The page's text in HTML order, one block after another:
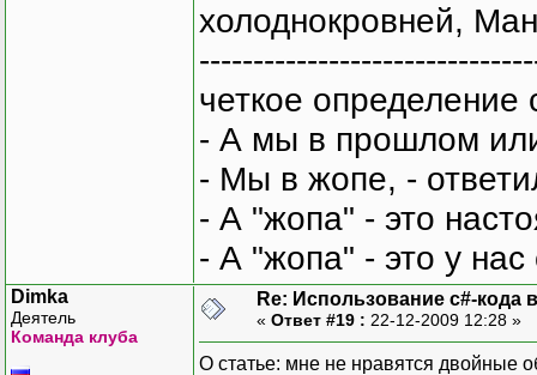
холоднокровней,
четкое
- А мы в прошлом
- Мы в жопе, -
- А "жопа" - это
- А "жопа" - это у
Dimka
Деятель
Команда клуба
Re: Использование c#-кода
« Ответ #19 : 22-12-2009 12:28 »
О статье: мне не нравятся двойные